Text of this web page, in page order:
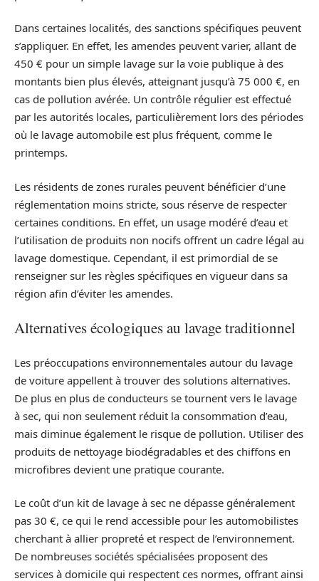
Dans certaines localités, des sanctions spécifiques peuvent
s’appliquer. En effet, les amendes peuvent varier, allant de
450 € pour un simple lavage sur la voie publique à des
montants bien plus élevés, atteignant jusqu’à 75 000 €, en
cas de pollution avérée. Un contrôle régulier est effectué
par les autorités locales, particulièrement lors des périodes
où le lavage automobile est plus fréquent, comme le
printemps.
Les résidents de zones rurales peuvent bénéficier d’une
réglementation moins stricte, sous réserve de respecter
certaines conditions. En effet, un usage modéré d’eau et
l’utilisation de produits non nocifs offrent un cadre légal au
lavage domestique. Cependant, il est primordial de se
renseigner sur les règles spécifiques en vigueur dans sa
région afin d’éviter les amendes.
Alternatives écologiques au lavage traditionnel
Les préoccupations environnementales autour du lavage
de voiture appellent à trouver des solutions alternatives.
De plus en plus de conducteurs se tournent vers le lavage
à sec, qui non seulement réduit la consommation d’eau,
mais diminue également le risque de pollution. Utiliser des
produits de nettoyage biodégradables et des chiffons en
microfibres devient une pratique courante.
Le coût d’un kit de lavage à sec ne dépasse généralement
pas 30 €, ce qui le rend accessible pour les automobilistes
cherchant à allier propreté et respect de l’environnement.
De nombreuses sociétés spécialisées proposent des
services à domicile qui respectent ces normes, offrant ainsi